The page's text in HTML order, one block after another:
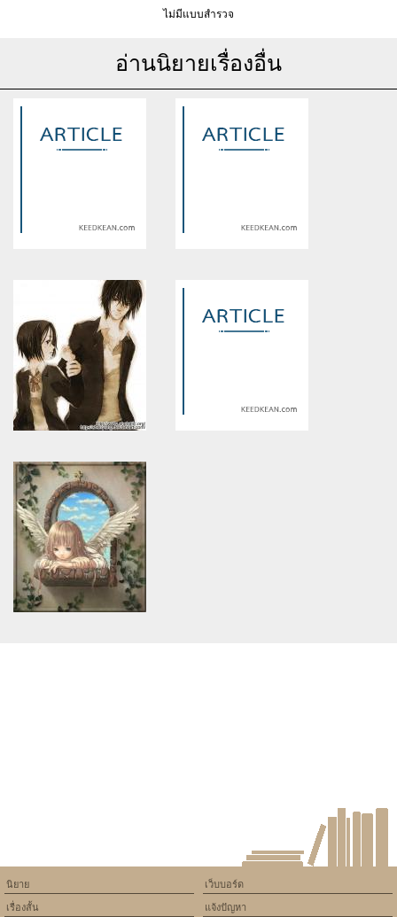
ไม่มีแบบสำรวจ
อ่านนิยายเรื่องอื่น
: Use of undefined
constant article_topic -
assumed 'article_topic' (this
will throw an Error in a future
version of PHP) in
/home/keedkean/domains/keedkean.com/public_html/include/article/
on line
534
Dangerous รักอันตรายของนาย
มาเฟีย
assumed 'article_topic' (this
will throw an Error in a future
Warning: Use of undefined
constant article_topic -
assumed 'article_topic' (this
will throw an Error in a future
version of PHP) in
/home/keedkean/domains/keedkean.com/public_html/include/article/
on line534
คุณหนูอย่างเธอต้องเจอผม
เว็บบอร์ด
แจ้งปัญหา
นิยาย
เรื่องสั้น